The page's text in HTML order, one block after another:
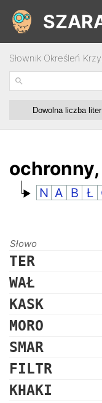
Słownik Określeń
N A B Ł
Słowo
TER
WAŁ
KASK
MORO
SMAR
FILTR
KHAKI